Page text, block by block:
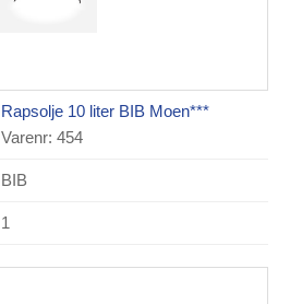
Rapsolje 10 liter BIB Moen***
Varenr: 454
BIB
1